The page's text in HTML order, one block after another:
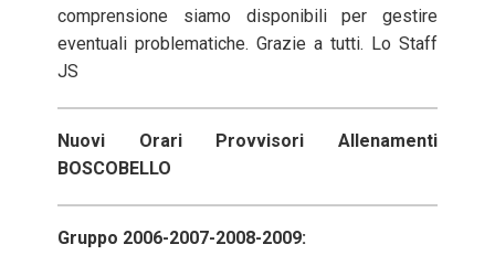
comprensione siamo disponibili per gestire
eventuali problematiche. Grazie a tutti. Lo Staff
JS
Nuovi Orari Provvisori Allenamenti
BOSCOBELLO
Gruppo 2006-2007-2008-2009: